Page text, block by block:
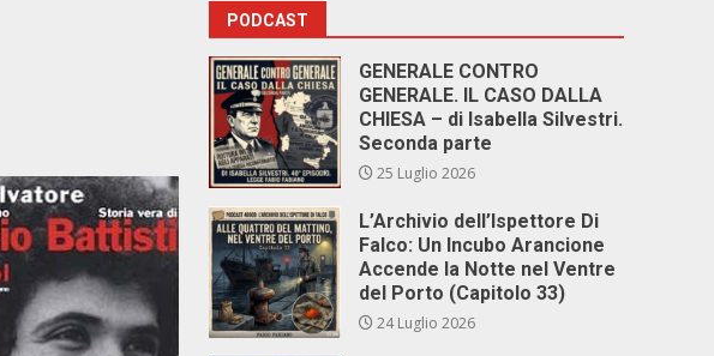
PODCAST
GENERALE CONTRO
GENERALE. IL CASO DALLA
CHIESA – di Isabella Silvestri.
Seconda parte
25 Luglio 2026
L’Archivio dell’Ispettore Di
Falco: Un Incubo Arancione
Accende la Notte nel Ventre
del Porto (Capitolo 33)
24 Luglio 2026